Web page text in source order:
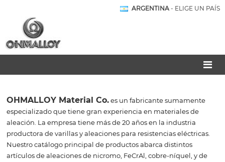
ARGENTINA - ELIGE UN PAÍS
OHMALLOY Material Co.es un fabricante sumamente
especializado que tiene gran experiencia en materiales de
aleación. La empresa tiene más de 20 años en la industria
productora de varillas y aleaciones para resistencias eléctricas.
Nuestro catálogo principal de productos abarca distintos
artículos de aleaciones de nicromo, FeCrAl, cobre-níquel, y de